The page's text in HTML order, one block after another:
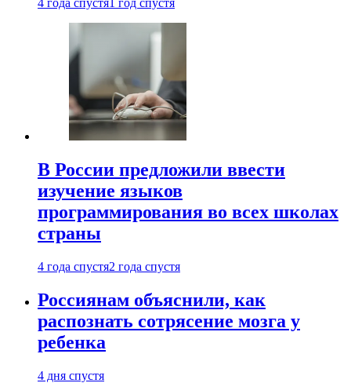
4 года спустя 1 год спустя
В России предложили ввести
изучение языков
программирования во всех школах
страны
4 года спустя2 года спустя
Россиянам объяснили, как
распознать сотрясение мозга у
ребенка
4 дня спустя